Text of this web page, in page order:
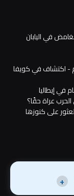
في اليابان
كزينة للجسم منذ 30 ألف عام - اكتشاف في كويفا
عراة حقًا؟
على كنوزها
+